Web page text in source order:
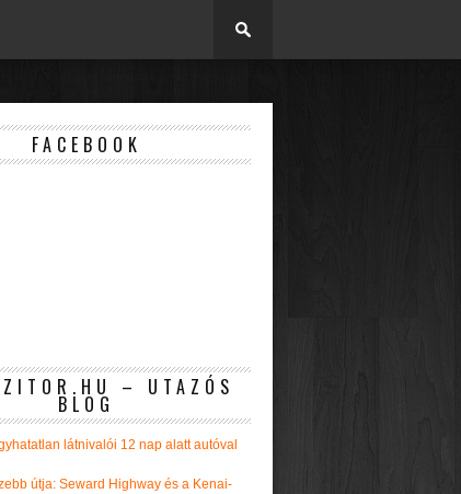
FACEBOOK
– UTAZÓS
BLOG
látnivalói 12 nap alatt autóval
útja: Seward Highway és a Kenai-